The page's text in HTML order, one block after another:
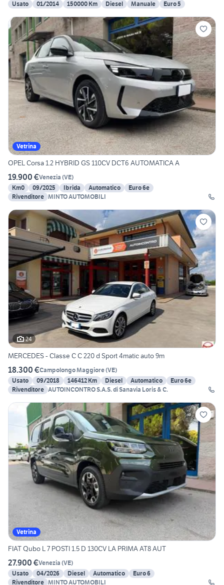
Usato 01/2014 150000 Km Diesel Manuale Euro 5
Vetrina
OPEL Corsa 1.2 HYBRID GS 110CV DCT6 AUTOMATICA A
19.900 €Venezia (VE)
Km0
09/2025 Ibrida Automatico
Euro 6e
Rivenditore MINTO AUTOMOBILI
24
MERCEDES - Classe C C 220 d Sport 4matic auto 9m
18.300 €Campolongo Maggiore(VE)
Usato
09/2018 146412 Km Diesel Automatico
Euro 6e
Rivenditore AUTOINCONTRO S.A.S. di Sanavia Loris & C.
Vetrina
FIAT Qubo L 7 POSTI 1.5 D 130CV LA PRIMA AT8 AUT
27.900 €Venezia (VE)
Usato
04/2026 Diesel Automatico
Euro 6
Rivenditore MINTO AUTOMOBILI